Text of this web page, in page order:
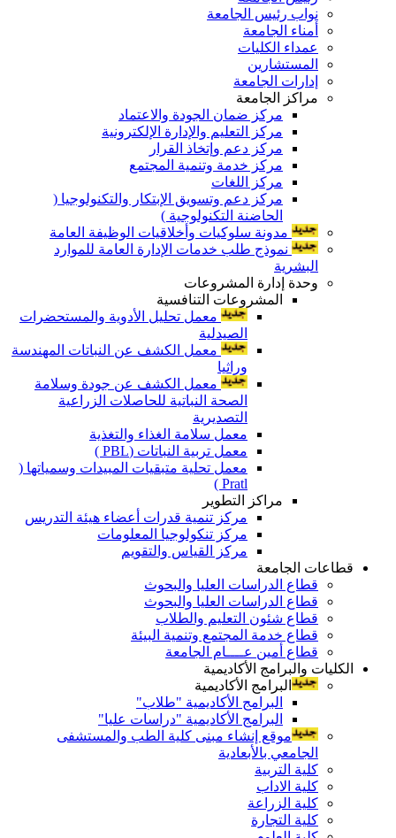
نواب رئيس الجامعة
أمناء الجامعة
عمداء الكليات
المستشارين
إدارات الجامعة
مراكز الجامعة
مركز ضمان الجودة والاعتماد
مركز التعليم والإدارة الإلكترونية
مركز دعم وإتخاذ القرار
مركز خدمة وتنمية المجتمع
مركز اللغات
مركز دعم وتسويق الإبتكار والتكنولوجيا (
الحاضنة التكنولوجية )
مدونة سلوكيات وأخلاقيات الوظيفة العامة
نموذج طلب خدمات الإدارة العامة للموارد
البشرية
وحدة إدارة المشروعات
المشروعات التنافسية
معمل تحليل الأدوية والمستحضرات
الصيدلية
معمل الكشف عن النباتات المهندسة
وراثيا
معمل الكشف عن جودة وسلامة
الصحة النباتية للحاصلات الزراعية
التصديرية
معمل سلامة الغذاء والتغذية
معمل تربية النباتات (PBL )
معمل تحلية متبقيات المبيدات وسمياتها (
Pratl )
مراكز التطوير
مركز تنمية قدرات أعضاء هيئة التدريس
مركز تنكولوجيا المعلومات
مركز القياس والتقويم
قطاعات الجامعة
قطاع الدراسات العليا والبحوث
قطاع الدراسات العليا والبحوث
قطاع شئون التعليم والطلاب
قطاع خدمة المجتمع وتنمية البيئة
قطاع أمين عــــام الجامعة
الكليات والبرامج الأكاديمية
البرامج الأكاديمية
البرامج الأكاديمية "طلاب"
البرامج الأكاديمية "دراسات عليا"
موقع إنشاء مبنى كلية الطب والمستشفى
الجامعي بالأبعادية
كلية التربية
كلية الاداب
كلية الزراعة
كلية التجارة